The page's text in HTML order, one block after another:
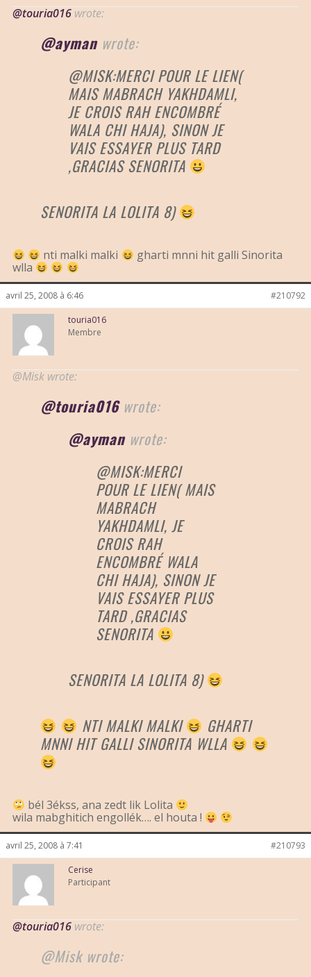
@touria016 wrote:
@aymanwrote:
@MISK:MERCI POUR LE LIEN(
MAIS MABRACH YAKHDAMLI,
JE CROIS RAH ENCOMBRÉ
WALA CHI HAJA), SINON JE
VAIS ESSAYER PLUS TARD
,GRACIAS SENORITA
SENORITA LA LOLITA 8)
nti malki malki
gharti mnni hit galli Sinorita
wlla
avril 25, 2008 à 6:46 #210792
touria016
Membre
@Misk wrote:
@touria016wrote:
@aymanwrote:
@MISK:MERCI
POUR LE LIEN( MAIS
MABRACH
YAKHDAMLI, JE
CROIS RAH
ENCOMBRÉ WALA
CHI HAJA), SINON JE
VAIS ESSAYER PLUS
TARD ,GRACIAS
SENORITA
SENORITA LA LOLITA 8)
NTI MALKI MALKI
GHARTI
MNNI HIT GALLI SINORITA WLLA
bél 3ékss, ana zedt lik Lolita
wila mabghitich engollék…. el houta !
avril 25, 2008 à 7:41 #210793
Cerise
Participant
@touria016 wrote:
@Misk wrote: